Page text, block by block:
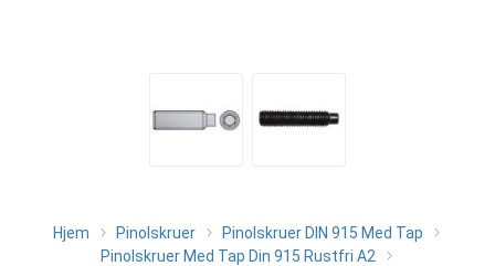
Hjem Pinolskruer
Pinolskruer DIN 915 Med Tap
Pinolskruer Med Tap Din 915 Rustfri A2